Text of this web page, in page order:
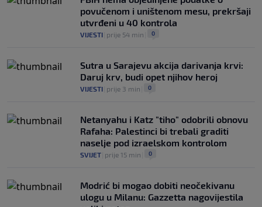
povučenom i uništenom mesu, prekršaji
utvrđeni u 40 kontrola
VIJESTI prije 54 min 0
Sutra u Sarajevu akcija darivanja krvi:
Daruj krv, budi opet njihov heroj
VIJESTI prije 3 min 0
Netanyahu i Katz "tiho" odobrili obnovu
Rafaha: Palestinci bi trebali graditi
naselje pod izraelskom kontrolom
SVIJET prije 15 min 0
Modrić bi mogao dobiti neočekivanu
ulogu u Milanu: Gazzetta nagovijestila